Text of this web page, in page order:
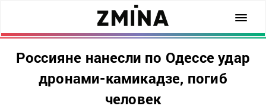
Россияне нанесли по Одессе удар
дронами-камикадзе, погиб
человек